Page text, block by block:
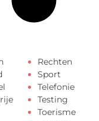
Rechten
Sport
Telefonie
Testing
Toerisme